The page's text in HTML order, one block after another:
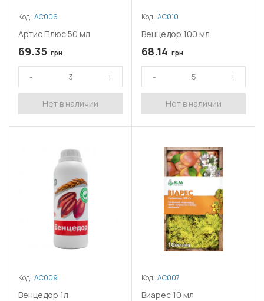
Код: АС006
Артис Плюс 50 мл
69.35 грн
Нет в наличии
Код: АС010
Венцедор 100 мл
68.14 грн
Нет в наличии
Код: АС009
Венцедор 1л
Код: АС007
Виарес 10 мл